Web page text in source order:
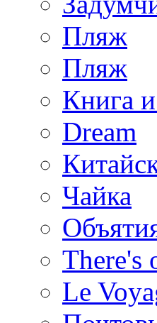
Пляж
Пляж
Книга
Dream
Чайка
There's
Le